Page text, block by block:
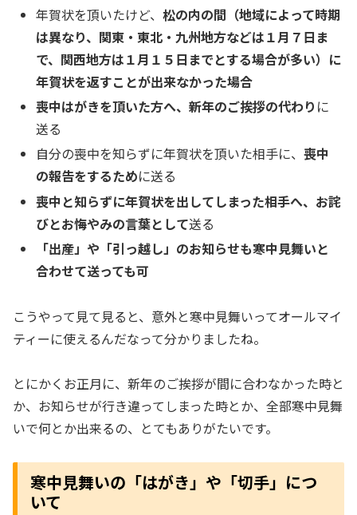
年賀状を頂いたけど、松の内の間（地域によって時期
は異なり、関東・東北・九州地方などは１月７日ま
で、関西地方は１月１５日までとする場合が多い）に
年賀状を返すことが出来なかった場合
喪中はがきを頂いた方へ、新年のご挨拶の代わり に
送る
自分の喪中を知らずに年賀状を頂いた相手に、喪中
の報告をするために送る
喪中と知らずに年賀状を出してしまった相手へ、お詫
びとお悔やみの言葉として送る
「出産」や「引っ越し」のお知らせも寒中見舞いと
合わせて送っても可
こうやって見て見ると、意外と寒中見舞いってオールマイ
ティーに使えるんだなって分かりましたね。
とにかくお正月に、新年のご挨拶が間に合わなかった時と
か、お知らせが行き違ってしまった時とか、全部寒中見舞
いで何とか出来るの、とてもありがたいです。
寒中見舞いの「はがき」や「切手」につ
いて